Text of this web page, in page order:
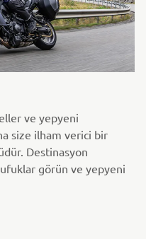
ve yepyeni
size ilham verici bir
Destinasyon
görün ve yepyeni